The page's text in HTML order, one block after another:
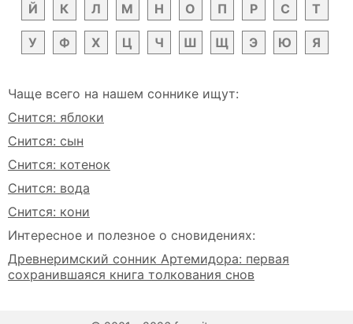
Й К Л М Н О П Р С Т
У Ф Х Ц Ч Ш Щ Э Ю Я
Чаще всего на нашем соннике ищут:
Снится: яблоки
Снится: сын
Снится: котенок
Снится: вода
Снится: кони
Интересное и полезное о сновидениях:
Древнеримский сонник Артемидора: первая
сохранившаяся книга толкования снов